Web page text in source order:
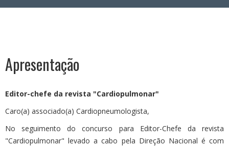
Apresentação
Editor-chefe da revista "Cardiopulmonar"
Caro(a) associado(a) Cardiopneumologista,
No seguimento do concurso para Editor-Chefe da revista
"Cardiopulmonar" levado a cabo pela Direção Nacional é com